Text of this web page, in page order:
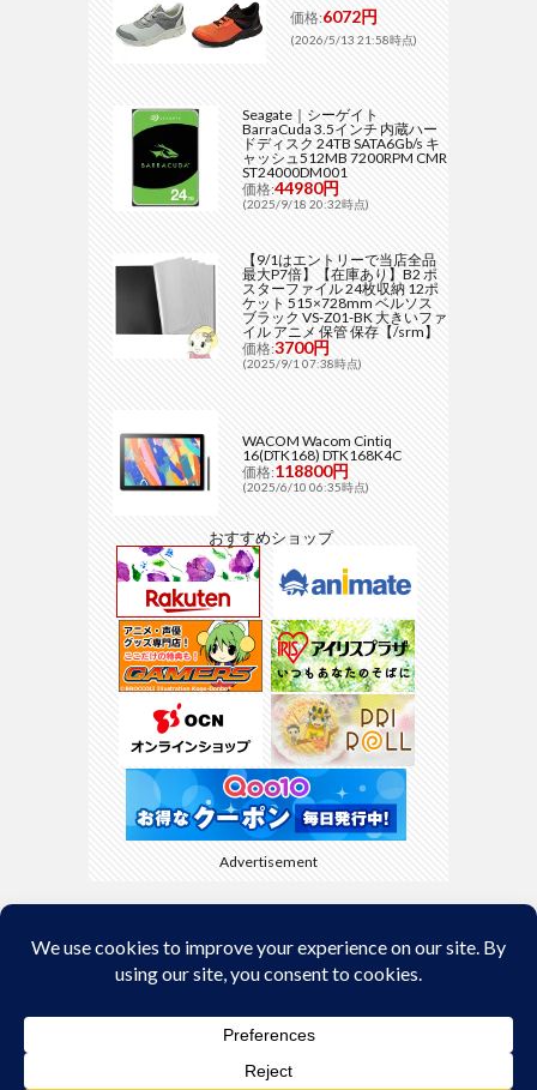
価格:6072円
(2026/5/13 21:58時点)
Seagate｜シーゲイト
BarraCuda 3.5インチ 内蔵ハー
ドディスク 24TB SATA6Gb/s キ
ャッシュ512MB 7200RPM CMR
ST24000DM001
価格:44980円
(2025/9/18 20:32時点)
【9/1はエントリーで当店全品
最大P7倍】【在庫あり】B2 ポ
スターファイル 24枚収納 12ポ
ケット 515×728mm ベルソス
ブラック VS-Z01-BK 大きいファ
イル アニメ 保管 保存【/srm】
価格:3700円
(2025/9/1 07:38時点)
WACOM Wacom Cintiq
16(DTK168) DTK168K4C
価格:118800円
(2025/6/10 06:35時点)
おすすめショップ
Advertisement
Back to Top